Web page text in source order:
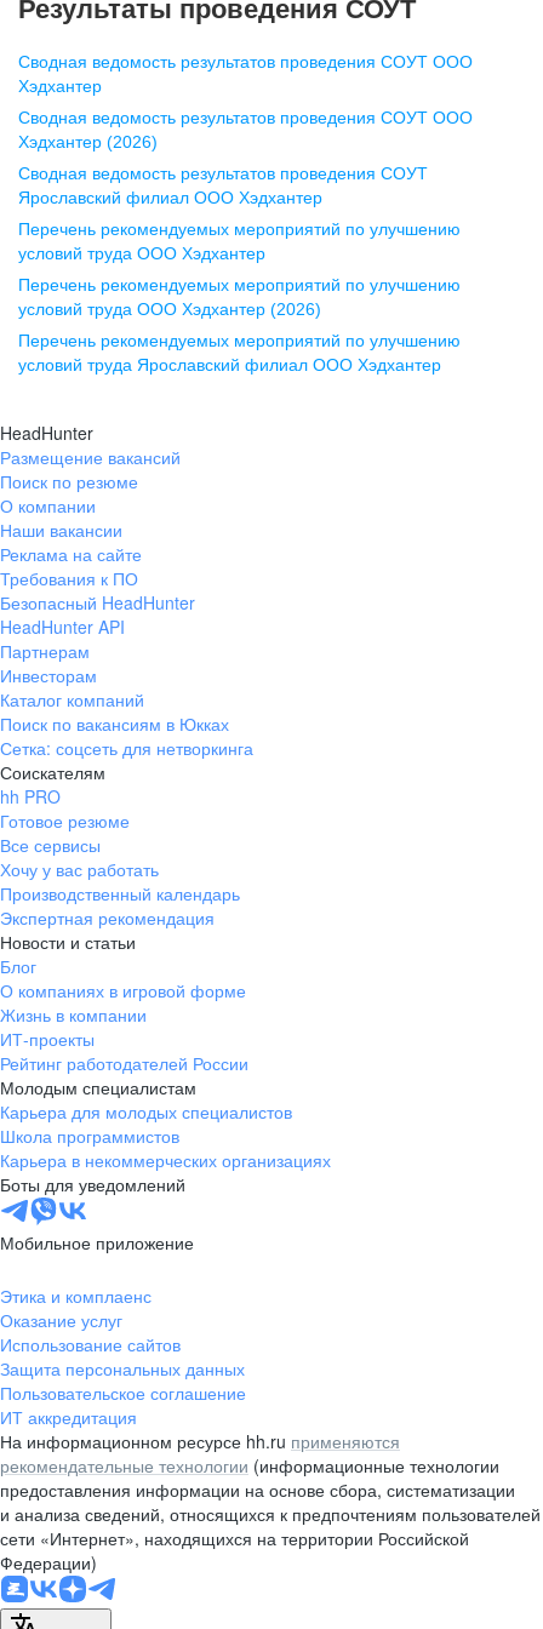
pr@nn.hh.ru
Воронеж
ул. Комиссаржевской, д. 10,
офис 1212
+7 473 280-05-05
pr@vrn.hh.ru
ул. Спартаковская, д. 2А, этаж 3,
помещение 15
+7 843 212-12-50
Екатеринбург
ул. Боевых Дружин, стр. 20,
+7 343 226-79-99
pr@ural.hh.ru
ул. Янковского, д. 169, 7 этаж,
706 каб.
+7 861 205-55-57
pr@krd.hh.ru
Владивосток
пер. Ланинский д. 4, офис 3.4
+7 423 202-33-28
pr@dv.hh.ru
Новосибирск
ул. Большевистская, д. 35,
помещение 21
+7 383 207-94-64
pr@nsk.hh.ru
Минск
пр-т Дзержинского, д. 57,
10 этаж, помещение 45-1
pr@rabota.by
Алматы
пр. Абая, д. 151, БЦ Алатау,
12 этаж, офис 1209
+7 727 232-13-13
pr@headhunter.com.kz
Результаты проведения СОУТ
Сводная ведомость результатов проведения СОУТ ООО
Хэдхантер
Сводная ведомость результатов проведения СОУТ ООО
Хэдхантер (2026)
Сводная ведомость результатов проведения СОУТ
Ярославский филиал ООО Хэдхантер
Перечень рекомендуемых мероприятий по улучшению
условий труда ООО Хэдхантер
Перечень рекомендуемых мероприятий по улучшению
условий труда ООО Хэдхантер (2026)
Перечень рекомендуемых мероприятий по улучшению
условий труда Ярославский филиал ООО Хэдхантер
HeadHunter
Размещение вакансий
Поиск по резюме
О компании
Наши вакансии
Реклама на сайте
Требования к ПО
Безопасный HeadHunter
HeadHunter API
Партнерам
Инвесторам
Каталог компаний
Поиск по вакансиям в Юкках
Сетка: соцсеть для нетворкинга
Соискателям
hh PRO
Готовое резюме
Все сервисы
Хочу у вас работать
Производственный календарь
Экспертная рекомендация
Новости и статьи
Блог
О компаниях в игровой форме
Жизнь в компании
ИТ-проекты
Рейтинг работодателей России
Молодым специалистам
Карьера для молодых специалистов
Школа программистов
Карьера в некоммерческих организациях
Боты для уведомлений
Мобильное приложение
Этика и комплаенс
Оказание услуг
Использование сайтов
Защита персональных данных
Пользовательское соглашение
ИТ аккредитация
На информационном ресурсе hh.ru применяются
рекомендательные технологии (информационные технологии
предоставления информации на основе сбора, систематизации
и анализа сведений, относящихся к предпочтениям пользователей
сети «Интернет», находящихся на территории Российской
Федерации)